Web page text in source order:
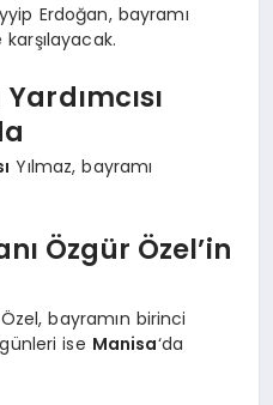
Erdoğan, bayramı
Yılmaz, bayramı
Özgür Özel’in
bayramın birinci
ise Manisa‘da